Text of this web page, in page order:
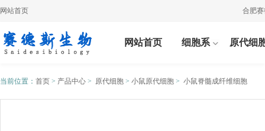
网站首页 合肥赛
网站首页 细胞系 原代细
当前位置： 首页 > 产品中心 > 原代细胞 > 小鼠原代细胞 > 小鼠脊髓成纤维细胞